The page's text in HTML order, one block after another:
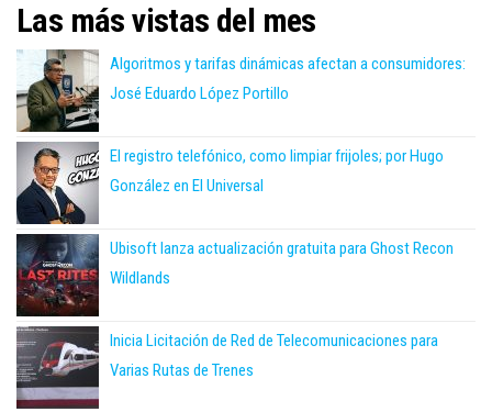
Las más vistas del mes
Algoritmos y tarifas dinámicas afectan a consumidores:
José Eduardo López Portillo
El registro telefónico, como limpiar frijoles; por Hugo
González en El Universal
Ubisoft lanza actualización gratuita para Ghost Recon
Wildlands
Inicia Licitación de Red de Telecomunicaciones para
Varias Rutas de Trenes